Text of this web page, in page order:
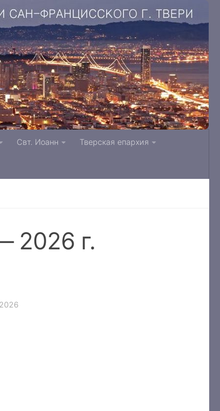
Тверская и Кашинская епархия
Свт. Иоанн Тверская епархия
2026 г.